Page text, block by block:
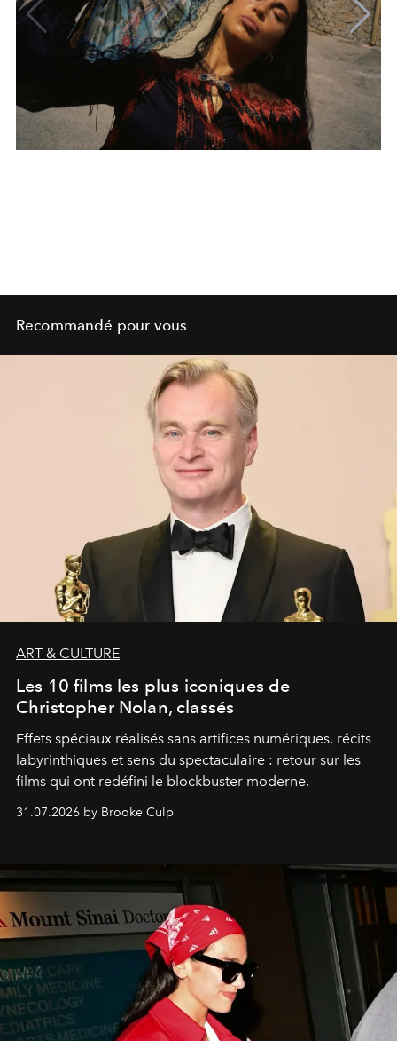
Recommandé pour vous
ART & CULTURE
Les 10 films les plus iconiques de
Christopher Nolan, classés
Effets spéciaux réalisés sans artifices numériques, récits
labyrinthiques et sens du spectaculaire : retour sur les
films qui ont redéfini le blockbuster moderne.
31.07.2026 by Brooke Culp